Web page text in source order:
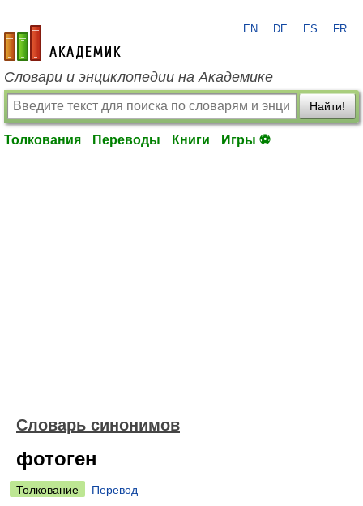
academic.ru
EN DE ES FR
Словари и энциклопедии на Академике
Найти!
Толкования Переводы Книги Игры ⚽
Словарь синонимов
фотоген
Толкование
Перевод